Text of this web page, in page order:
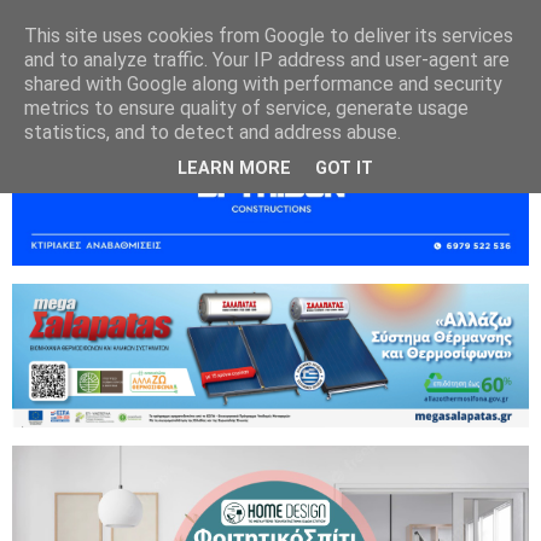
This site uses cookies from Google to deliver its services
and to analyze traffic. Your IP address and user-agent are
shared with Google along with performance and security
metrics to ensure quality of service, generate usage
statistics, and to detect and address abuse.
LEARN MORE GOT IT